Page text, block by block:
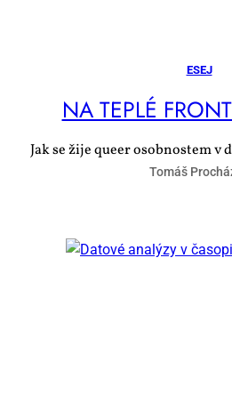
ESEJ
NA TEP­LÉ
Jak se žije queer osobnostem v
Tomáš